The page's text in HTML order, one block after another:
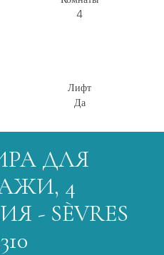
4
Лифт
Да
ДЛЯ
4
- SÈVRES